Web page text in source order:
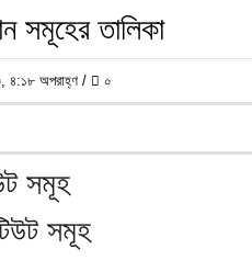
সমূহের তালিকা
৪:১৮ অপরাহ্ণ / ০
সমূহ
সমূহ